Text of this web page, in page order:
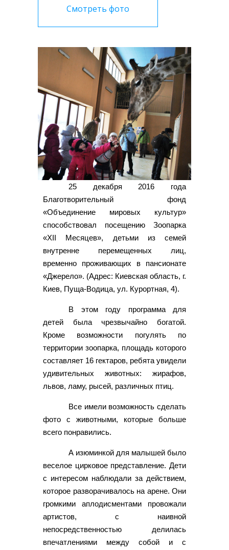
Смотреть фото
25 декабря 2016 года
Благотворительный фонд
«Объединение мировых культур»
способствовал посещению Зоопарка
«XII Месяцев», детьми из семей
внутренне перемещенных лиц,
временно проживающих в пансионате
«Джерело». (Адрес: Киевская область, г.
Киев, Пуща-Водица, ул. Курортная, 4).
В этом году программа для
детей была чрезвычайно богатой.
Кроме возможности погулять по
территории зоопарка, площадь которого
составляет 16 гектаров, ребята увидели
удивительных животных: жирафов,
львов, ламу, рысей, различных птиц.
Все имели возможность сделать
фото с животными, которые больше
всего понравились.
А изюминкой для малышей было
веселое цирковое представление. Дети
с интересом наблюдали за действием,
которое разворачивалось на арене. Они
громкими аплодисментами провожали
артистов, с наивной
непосредственностью делилась
впечатлениями между собой и с